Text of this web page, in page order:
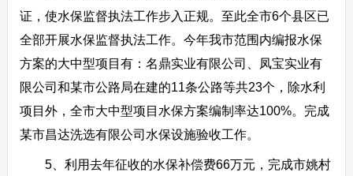
证，使水保监督执法工作步入正规。至此全市6个县区已
全部开展水保监督执法工作。今年我市范围内编报水保
方案的大中型项目有：名鼎实业有限公司、凤宝实业有
限公司和某市公路局在建的11条公路等共23个，除水利
项目外，全市大中型项目水保方案编制率达100%。完成
某市昌达洗选有限公司水保设施验收工作。
5、利用去年征收的水保补偿费66万元，完成市姚村